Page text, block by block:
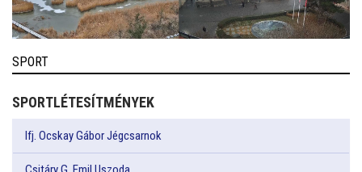
SPORT
SPORTLÉTESÍTMÉNYEK
Ifj. Ocskay Gábor Jégcsarnok